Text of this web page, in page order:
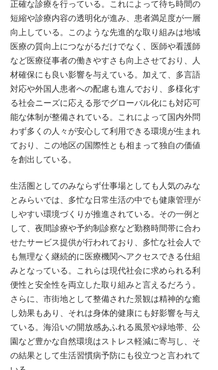
正確な診療を行っている。これによって待ち時間の
短縮や診療内容の透明化が進み、患者満足度が一層
向上している。このような先進的な取り組みは地域
医療の質向上につながるだけでなく、医師や看護師
など医療従事者の働きやすさも向上させており、人
材確保にも良い影響を与えている。加えて、多言語
対応や外国人患者への配慮も進んでおり、多様化す
る社会ニーズに応える形でグローバル化にも対応可
能な体制が整備されている。これによって国内外問
わず多くの人々が安心して利用できる環境が生まれ
ており、この地区の国際性とも相まって独自の価値
を創出している。
生活圏としてのみならず仕事場としても人気のみな
とみらいでは、多忙な日常生活の中でも健康管理が
しやすい環境づくりが推進されている。その一例と
して、夜間診療や予約制診察など勤務時間帯に合わ
せたサービス提供が行われており、多忙な社会人で
も無理なく継続的に医療機関へアクセスできる仕組
みとなっている。これらは現代社会に求められる利
便性と安全性を両立した取り組みと言えるだろう。
さらに、市街地として整備された景観は精神的な癒
し効果もあり、それは身体的健康にも好影響を与え
ている。海沿いの開放感あふれる風景や緑地帯、公
園など豊かな自然環境はストレス軽減に寄与し、そ
の結果として生活習慣病予防にも役立つと言われて